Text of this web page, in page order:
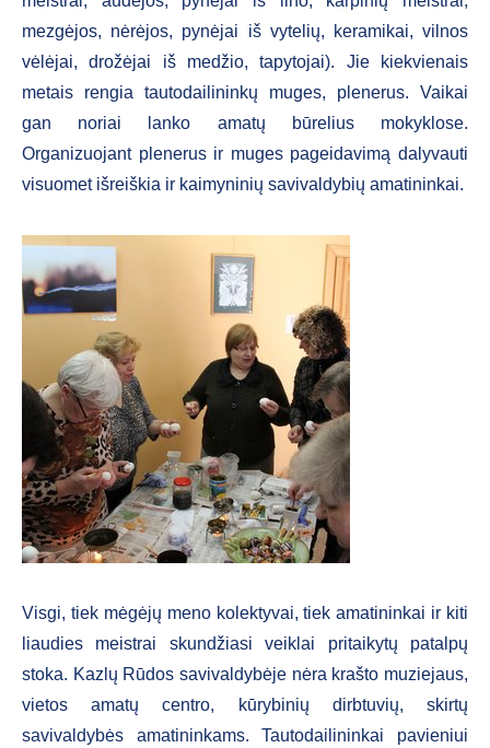
mezgėjos, nėrėjos, pynėjai iš vytelių, keramikai, vilnos
vėlėjai, drožėjai iš medžio, tapytojai). Jie kiekvienais
metais rengia tautodailininkų muges, plenerus. Vaikai
gan noriai lanko amatų būrelius mokyklose.
Organizuojant plenerus ir muges pageidavimą dalyvauti
visuomet išreiškia ir kaimyninių savivaldybių amatininkai.
Visgi, tiek mėgėjų meno kolektyvai, tiek amatininkai ir kiti
liaudies meistrai skundžiasi veiklai pritaikytų patalpų
stoka. Kazlų Rūdos savivaldybėje nėra krašto muziejaus,
vietos amatų centro, kūrybinių dirbtuvių, skirtų
savivaldybės amatininkams. Tautodailininkai pavieniui